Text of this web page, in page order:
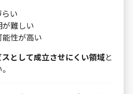
い
難しい
性が高い
として成立させにくい領域と